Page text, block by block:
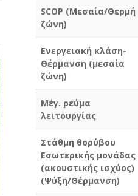
SCOP (Μεσαία/Θερμή
ζώνη)
Ενεργειακή κλάση-
Θέρμανση (μεσαία
ζώνη)
Μέγ. ρεύμα
λειτουργίας
Στάθμη θορύβου
Εσωτερικής μονάδας
(ακουστικής ισχύος)
(Ψύξη/Θέρμανση)